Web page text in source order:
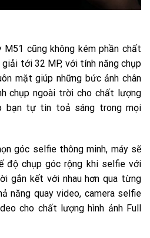
M51 cũng không kém phần chất
tới 32 MP, với tính năng chụp
mặt giúp những bức ảnh chân
chụp ngoài trời cho chất lượng
bạn tự tin toả sáng trong mọi
góc selfie thông minh, máy sẽ
độ chụp góc rộng khi selfie với
gắn kết với nhau hơn qua từng
năng quay video, camera selfie
cho chất lượng hình ảnh Full